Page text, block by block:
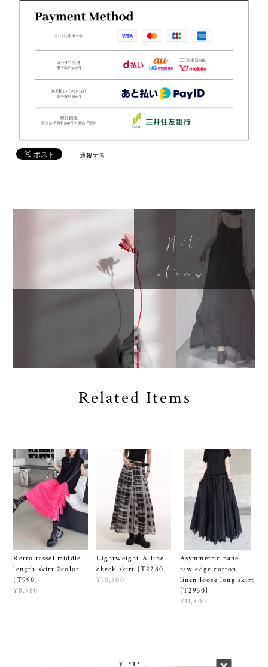
通報する
Related Items
Retro tassel middle
length skirt 2color
[T990]
¥8,980
Lightweight A-line
check skirt [T2280]
¥10,800
Asymmetric panel
raw edge cotton
linen loose long skirt
[T2930]
¥11,800